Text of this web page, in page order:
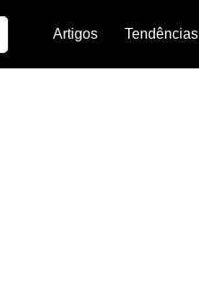
Artigos Tendências